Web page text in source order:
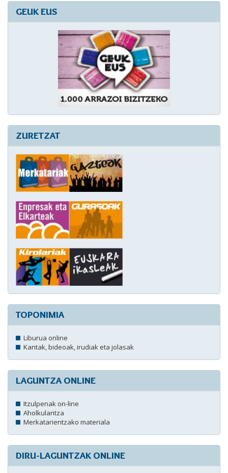
GEUK EUS
ZURETZAT
TOPONIMIA
Liburua online
Kantak, bideoak, irudiak eta jolasak
LAGUNTZA ONLINE
Itzulpenak on-line
Aholkularitza
Merkatarientzako materiala
DIRU-LAGUNTZAK ONLINE